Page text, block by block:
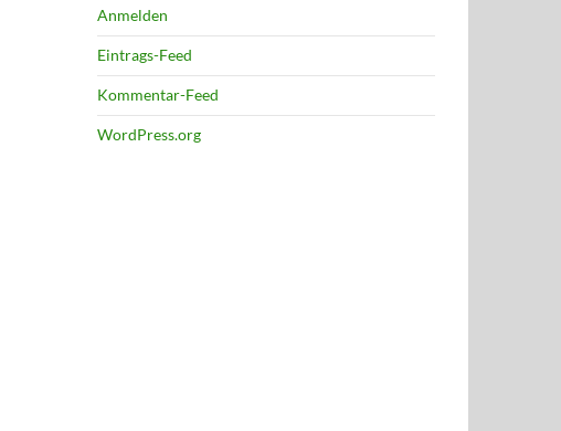
Anmelden
Eintrags-Feed
Kommentar-Feed
WordPress.org